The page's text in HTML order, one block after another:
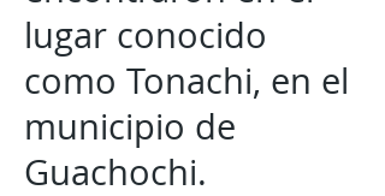
lugar conocido
como Tonachi, en el
municipio de
Guachochi.